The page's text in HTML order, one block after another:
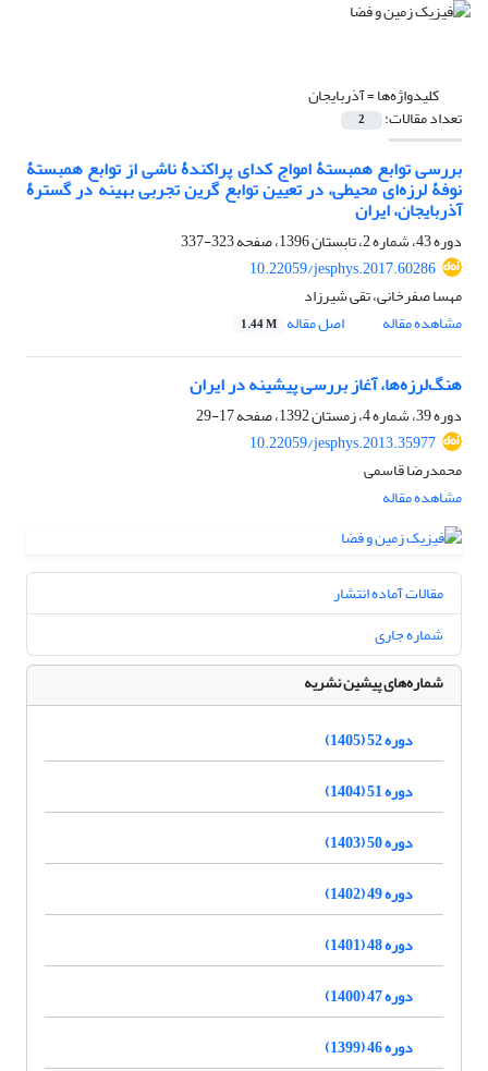
کلیدواژه‌ها =آذربایجان
تعداد مقالات: 2
بررسی توابع همبستۀ امواج کدای پراکندۀ ناشی از توابع همبستۀ
نوفۀ لرزه‌ای محیطی، در تعیین توابع گرین تجربی بهینه در گسترۀ
آذربایجان، ایران
دوره 43، شماره 2، تابستان 1396، صفحه
323-337
10.22059/jesphys.2017.60286
مهسا صفرخانی، تقی شیرزاد
مشاهده مقاله
اصل مقاله 1.44 M
هنگ‌لرزه‌ها، آغاز بررسی پیشینه در ایران
دوره 39، شماره 4، زمستان 1392، صفحه
17-29
10.22059/jesphys.2013.35977
محمدرضا قاسمی
مشاهده مقاله
مقالات آماده انتشار
شماره جاری
شماره‌های پیشین نشریه
دوره 52 (1405)
دوره 51 (1404)
دوره 50 (1403)
دوره 49 (1402)
دوره 48 (1401)
دوره 47 (1400)
دوره 46 (1399)